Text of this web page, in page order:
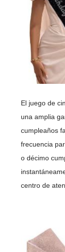
El juego de
una amplia
cumpleaños
frecuencia
o décimo
centro de